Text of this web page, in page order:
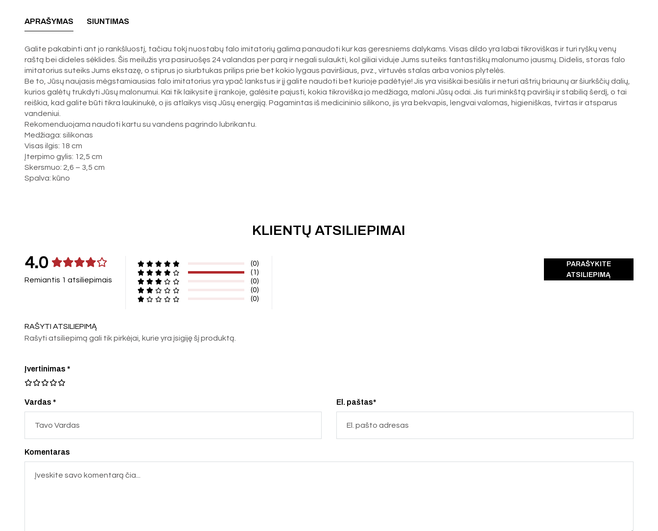
APRAŠYMAS SIUNTIMAS
Galite pakabinti ant jo rankšluostį, tačiau tokį nuostabų falo imitatorių galima panaudoti kur kas geresniems dalykams. Visas dildo yra labai tikroviškas ir turi ryškų venų
raštą bei dideles sėklides. Šis meilužis yra pasiruošęs 24 valandas per parą ir negali sulaukti, kol giliai viduje Jums suteiks fantastiškų malonumo jausmų. Didelis, storas falo
imitatorius suteiks Jums ekstazę, o stiprus jo siurbtukas prilips prie bet kokio lygaus paviršiaus, pvz., virtuvės stalas arba vonios plytelės.
Be to, Jūsų naujasis mėgstamiausias falo imitatorius yra ypač lankstus ir jį galite naudoti bet kurioje padėtyje! Jis yra visiškai besiūlis ir neturi aštrių briaunų ar šiurkščių dalių,
kurios galėtų trukdyti Jūsų malonumui. Kai tik laikysite jį rankoje, galėsite pajusti, kokia tikroviška jo medžiaga, maloni Jūsų odai. Jis turi minkštą paviršių ir stabilią šerdį, o tai
reiškia, kad galite būti tikra laukinukė, o jis atlaikys visą Jūsų energiją. Pagamintas iš medicininio silikono, jis yra bekvapis, lengvai valomas, higieniškas, tvirtas ir atsparus
vandeniui.
Rekomenduojama naudoti kartu su vandens pagrindo lubrikantu.
Medžiaga: silikonas
Visas ilgis: 18 cm
Įterpimo gylis: 12,5 cm
Skersmuo: 2,6 – 3,5 cm
Spalva: kūno
KLIENTŲ ATSILIEPIMAI
4.0
Remiantis 1 atsiliepimais
(0)
(1)
(0)
(0)
(0)
PARAŠYKITE
ATSILIEPIMĄ
RAŠYTI ATSILIEPIMĄ
Rašyti atsiliepimą gali tik pirkėjai, kurie yra įsigiję šį produktą.
Vardas * El. paštas*
Įvertinimas*
Komentaras